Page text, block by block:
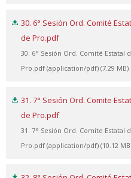
30. 6° Sesión Ord. Comité
de Pro.pdf
30. 6° Sesión Ord. Comité Estatal
Pro.pdf (application/pdf) (7.29 MB)
31. 7° Sesión Ord. Comite
de Pro.pdf
31. 7° Sesión Ord. Comite Estatal
Pro.pdf (application/pdf) (10.12